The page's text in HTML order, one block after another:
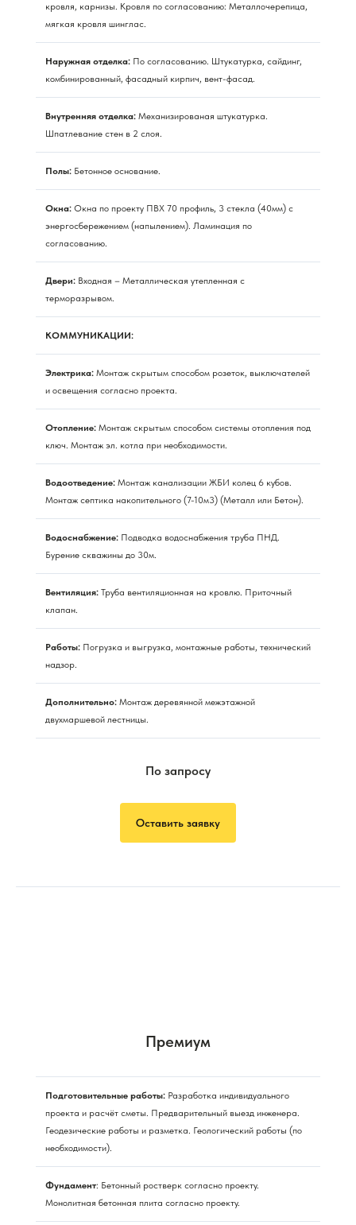
кровля, карнизы. Кровля по согласованию: Металлочерепица,
мягкая кровля шинглас.
Наружная отделка: По согласованию. Штукатурка, сайдинг,
комбинированный, фасадный кирпич, вент-фасад.
Внутренняя отделка: Механизированая штукатурка.
Шпатлевание стен в 2 слоя.
Полы: Бетонное основание.
Окна: Окна по проекту ПВХ 70 профиль, 3 стекла (40мм) с
энергосбережением (напылением). Ламинация по
согласованию.
Двери: Входная – Металлическая утепленная с
терморазрывом.
КОММУНИКАЦИИ:
Электрика: Монтаж скрытым способом розеток, выключателей
и освещения согласно проекта.
Отопление: Монтаж скрытым способом системы отопления под
ключ. Монтаж эл. котла при необходимости.
Водоотведение: Монтаж канализации ЖБИ колец 6 кубов.
Монтаж септика накопительного (7-10м3) (Металл или Бетон).
Водоснабжение: Подводка водоснабжения труба ПНД.
Бурение скважины до 30м.
Вентиляция: Труба вентиляционная на кровлю. Приточный
клапан.
Работы: Погрузка и выгрузка, монтажные работы, технический
надзор.
Дополнительно: Монтаж деревянной межэтажной
двухмаршевой лестницы.
По запросу
Оставить заявку
Премиум
Подготовительные работы: Разработка индивидуального
проекта и расчёт сметы. Предварительный выезд инженера.
Геодезические работы и разметка. Геологический работы (по
необходимости).
Фундамент: Бетонный ростверк согласно проекту.
Монолитная бетонная плита согласно проекту.